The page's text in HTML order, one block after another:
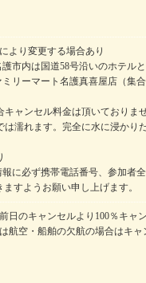
より変更する場合あり
市内は国道58号沿いのホテル
リーマート名護真喜屋店（集
キャンセル料金は頂いておりま
濡れます。完全に水に浸かり
に必ず携帯電話番号、参加者
すようお願い申し上げます。
日のキャンセルより100％キャ
航空・船舶の欠航の場合はキ